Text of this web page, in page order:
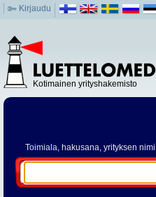
Kirjaudu
Kotimainen yrityshakemisto
Toimiala, hakusana, yrityksen nimi